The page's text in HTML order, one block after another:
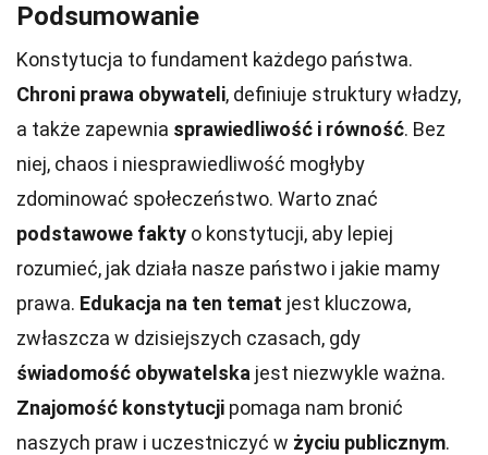
Podsumowanie
Konstytucja to fundament każdego państwa.
Chroni prawa obywateli, definiuje struktury władzy,
a także zapewnia sprawiedliwość i równość. Bez
niej, chaos i niesprawiedliwość mogłyby
zdominować społeczeństwo. Warto znać
podstawowe fakty o konstytucji, aby lepiej
rozumieć, jak działa nasze państwo i jakie mamy
prawa. Edukacja na ten temat jest kluczowa,
zwłaszcza w dzisiejszych czasach, gdy
świadomość obywatelska jest niezwykle ważna.
Znajomość konstytucji pomaga nam bronić
naszych praw i uczestniczyć w życiu publicznym.